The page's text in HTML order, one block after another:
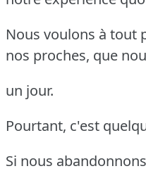
Nous voulons à tout
nos proches, que
un jour.
Pourtant, c'est
Si nous